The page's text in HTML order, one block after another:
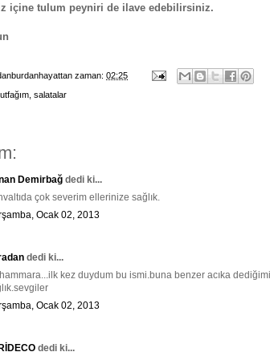
içine tulum peyniri de ilave edebilirsiniz.
zaman: 02:25
salatalar
Demirbağ dedi ki...
çok severim ellerinize sağlık.
Ocak 02, 2013
dedi ki...
kez duydum bu ismi.buna benzer acıka
Ocak 02, 2013
dedi ki...